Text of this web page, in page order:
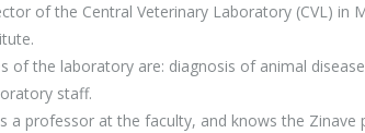
of the Central Veterinary Laboratory (CVL)
of the laboratory are: diagnosis of animal
staff.
a professor at the faculty, and knows the